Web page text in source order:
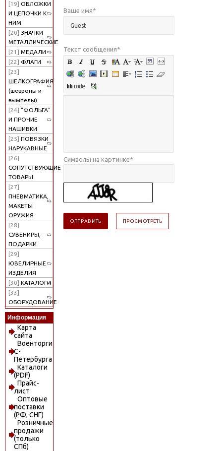
[19] ОБЛОЖКИ
И ЦЕПОЧКИ К
НИМ
[20] ЗНАЧКИ
МЕТАЛЛИЧЕСКИЕ
[21] МЕДАЛИ
[22] ФЛАГИ
[23]
ШЕЛКОГРАФИЯ
(шевроны и
вымпелы)
[24] "ФОЛЬГА"
И ПРОЧИЕ
НАШИВКИ
[25] ПОВЯЗКИ
НАРУКАВНЫЕ
[26]
СОПУТСТВУЮЩИЕ
ТОВАРЫ
[27]
ПНЕВМАТИКА,
МАКЕТЫ
ОРУЖИЯ
[28]
СУВЕНИРЫ,
ПОДАРКИ
[29]
ЮВЕЛИРНЫЕ
ИЗДЕЛИЯ
[30] КАТАЛОГИ
[33]
ОБОРУДОВАНИЕ
Информация
Карта
сайта
Военторги
С-
Петербурга
Каталоги
(PDF)
Прайс-
лист
Оптовые
поставки
(РФ, СНГ)
Розничные
продажи
(только
СПб)
Ваше имя*
Текст сообщения*
Символы на картинке*